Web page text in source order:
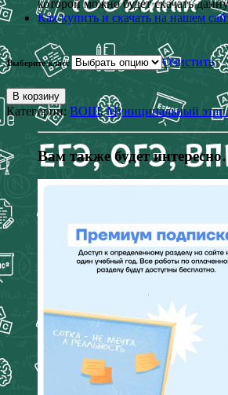
которой можно будет скачать
Как купить и скачать на нашем
Выберите класс Очистить
В корзину
Категории:ВОШ,Муниципальный этап
Вам также будет